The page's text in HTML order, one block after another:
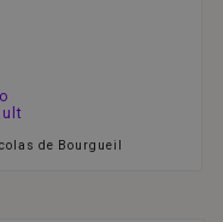
de Bourgueil